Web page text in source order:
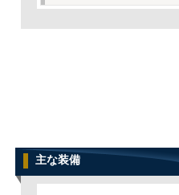
主な装備